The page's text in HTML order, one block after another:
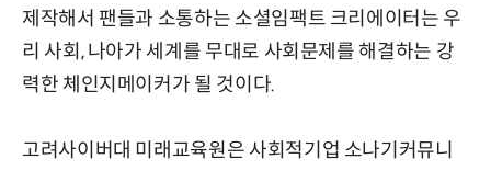
제작해서 팬들과 소통하는 소셜임팩트 크리에이터는 우
리 사회, 나아가 세계를 무대로 사회문제를 해결하는 강
력한 체인지메이커가 될 것이다.
고려사이버대 미래교육원은 사회적기업 소나기커뮤니